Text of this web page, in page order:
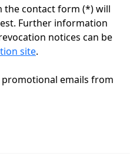
the contact form (*) will
Further information
notices can be
site.
emails from